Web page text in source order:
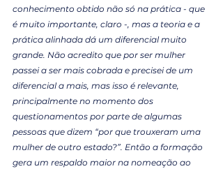
conhecimento obtido não só na prática - que
é muito importante, claro -, mas a teoria e a
prática alinhada dá um diferencial muito
grande. Não acredito que por ser mulher
passei a ser mais cobrada e precisei de um
diferencial a mais, mas isso é relevante,
principalmente no momento dos
questionamentos por parte de algumas
pessoas que dizem “por que trouxeram uma
mulher de outro estado?”. Então a formação
gera um respaldo maior na nomeação ao